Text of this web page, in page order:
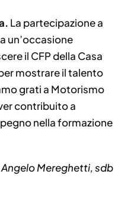
La partecipazione a
un’occasione
il CFP della Casa
mostrare il talento
grati a Motorismo
contribuito a
nella formazione
Angelo Mereghetti, sdb